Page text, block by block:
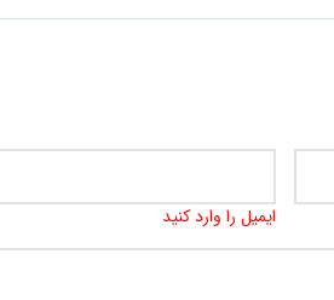
ایمیل را وارد کنید